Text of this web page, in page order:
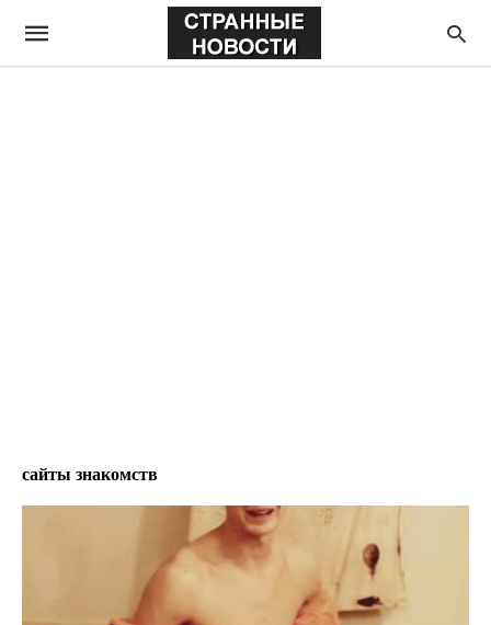
сайты знакомств